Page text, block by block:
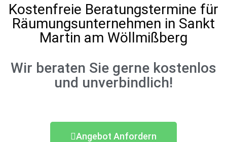
Kostenfreie Beratungstermine für
Räumungsunternehmen in Sankt
Martin am Wöllmißberg
Wir beraten Sie gerne kostenlos
und unverbindlich!
Angebot Anfordern